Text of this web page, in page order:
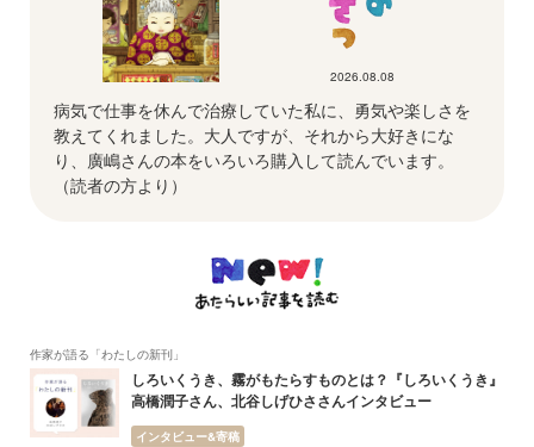
2026.08.08
病気で仕事を休んで治療していた私に、勇気や楽しさを
教えてくれました。大人ですが、それから大好きにな
り、廣嶋さんの本をいろいろ購入して読んでいます。
（読者の方より）
作家が語る「わたしの新刊」
しろいくうき、霧がもたらすものとは？『しろいくうき』
高橋潤子さん、北谷しげひささんインタビュー
インタビュー&寄稿